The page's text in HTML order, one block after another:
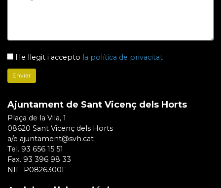
He llegit i accepto la política de privacitat
Ajuntament de Sant Vicenç dels Horts
Plaça de la Vila, 1
08620 Sant Vicenç dels Horts
a/e ajuntament@svh.cat
Tel. 93 656 15 51
Fax. 93 396 98 33
NIF. P0826300F